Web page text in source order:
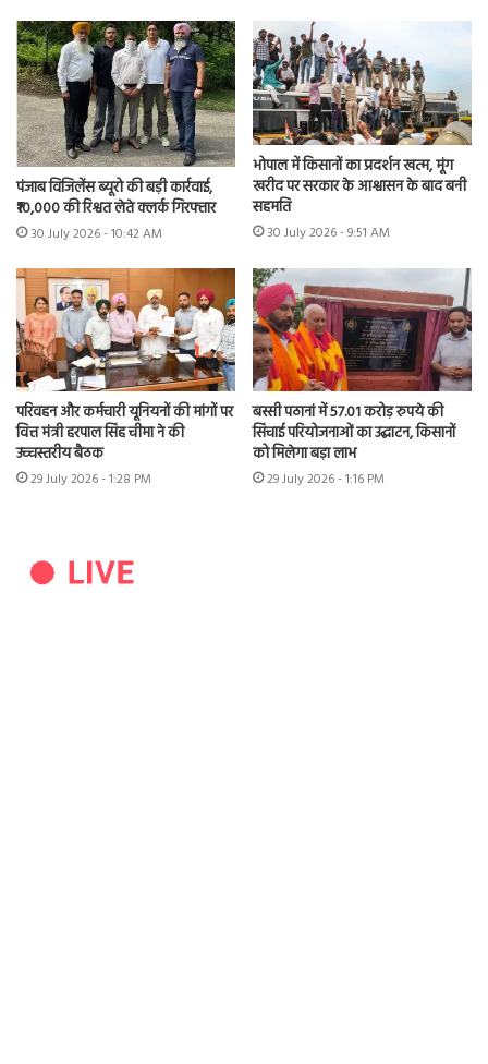
पंजाब विजिलेंस ब्यूरो की बड़ी कार्रवाई,
₹10,000 की रिश्वत लेते क्लर्क गिरफ्तार
30 July 2026 - 10:42 AM
भोपाल में किसानों का प्रदर्शन खत्म, मूंग
खरीद पर सरकार के आश्वासन के बाद बनी
सहमति
30 July 2026 - 9:51 AM
परिवहन और कर्मचारी यूनियनों की मांगों पर
वित्त मंत्री हरपाल सिंह चीमा ने की
उच्चस्तरीय बैठक
29 July 2026 - 1:28 PM
बस्सी पठानां में 57.01 करोड़ रुपये की
सिंचाई परियोजनाओं का उद्घाटन, किसानों
को मिलेगा बड़ा लाभ
29 July 2026 - 1:16 PM